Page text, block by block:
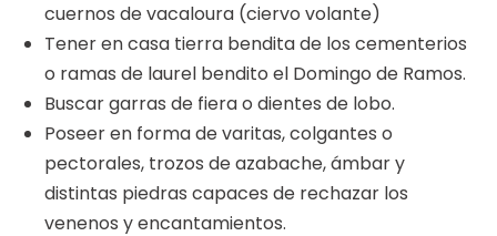
cuernos de vacaloura (ciervo volante)
Tener en casa tierra bendita de los cementerios
o ramas de laurel bendito el Domingo de Ramos.
Buscar garras de fiera o dientes de lobo.
Poseer en forma de varitas, colgantes o
pectorales, trozos de azabache, ámbar y
distintas piedras capaces de rechazar los
venenos y encantamientos.